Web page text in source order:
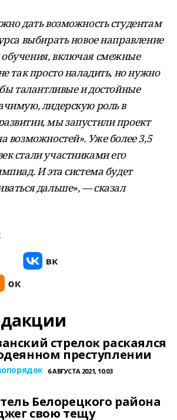
дать возможность студентам
выбирать новое направление
включая смежные
так просто наладить, но нужно
талантливые и достойные
лидерскую роль в
мы запустили проект
возможностей». Уже более 3,5
стали участниками его
И эта система будет
дальше», — сказал
стрелок раскаялся
преступлении
6 АВГУСТА 2021, 10:03
Белорецкого района
свою тещу